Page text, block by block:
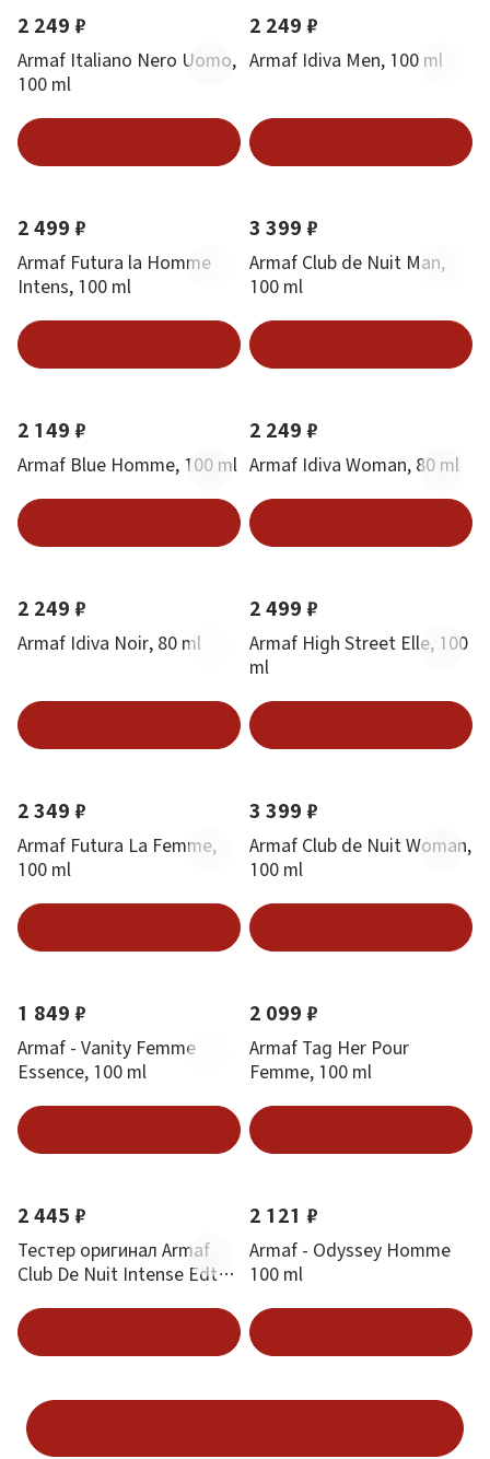
2 249 ₽
Armaf Italiano Nero Uomo,
100 ml
2 249 ₽
Armaf Idiva Men, 100 ml
2 499 ₽
Armaf Futura la Homme
Intens, 100 ml
3 399 ₽
Armaf Club de Nuit Man,
100 ml
2 149 ₽
Armaf Blue Homme, 100 ml
2 249 ₽
Armaf Idiva Woman, 80 ml
2 249 ₽
Armaf Idiva Noir, 80 ml
2 499 ₽
Armaf High Street Elle, 100
ml
2 349 ₽
Armaf Futura La Femme,
100 ml
3 399 ₽
Armaf Club de Nuit Woman,
100 ml
1 849 ₽
Armaf - Vanity Femme
Essence, 100 ml
2 099 ₽
Armaf Tag Her Pour
Femme, 100 ml
2 445 ₽
Тестер оригинал Armaf
Club De Nuit Intense Edt
2 121 ₽
Armaf - Odyssey Homme
100 ml